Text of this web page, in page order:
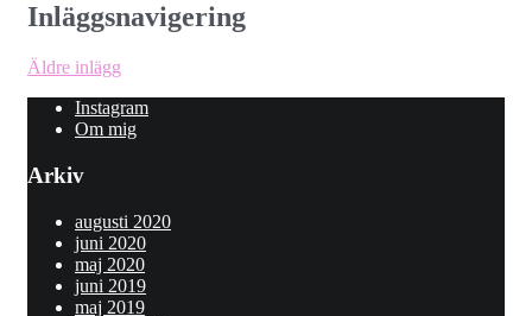
Inläggsnavigering
Äldre inlägg
Instagram
Om mig
Arkiv
augusti 2020
juni 2020
maj 2020
juni 2019
maj 2019